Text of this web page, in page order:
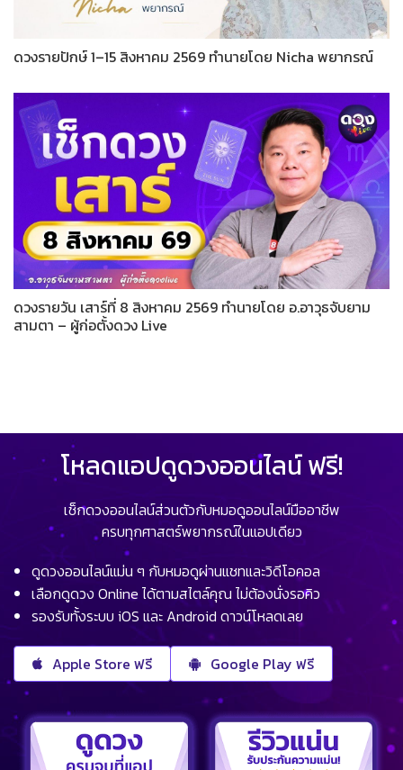
ดวงรายปักษ์ 1–15 สิงหาคม 2569 ทำนายโดย Nicha พยากรณ์
ดวงรายวัน เสาร์ที่ 8 สิงหาคม 2569 ทำนายโดย อ.อาวุธจับยาม
สามตา – ผู้ก่อตั้งดวง Live
โหลดแอปดูดวงออนไลน์ ฟรี!
เช็กดวงออนไลน์ส่วนตัวกับหมอดูออนไลน์มืออาชีพ
ครบทุกศาสตร์พยากรณ์ในแอปเดียว
ดูดวงออนไลน์แม่น ๆ กับหมอดูผ่านแชทและวิดีโอคอล
เลือกดูดวง Online ได้ตามสไตล์คุณ ไม่ต้องนั่งรอคิว
รองรับทั้งระบบ iOS และ Android ดาวน์โหลดเลย
Apple Store ฟรี Google Play ฟรี